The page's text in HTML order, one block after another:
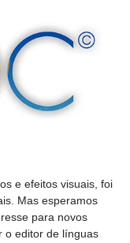
e efeitos visuais, foi
Mas esperamos
para novos
o editor de línguas